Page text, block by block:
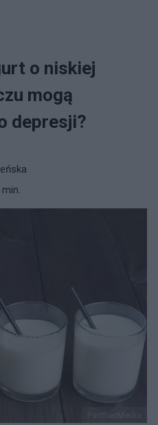
o niskiej
mogą
depresji?